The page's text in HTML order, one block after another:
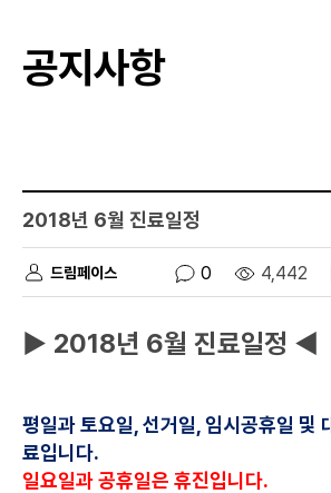
공지사항
2018년 6월 진료일정
드림페이스 0 4,442
▶ 2018년 6월 진료일정 ◀
평일과 토요일, 선거일, 임시공휴일 및
료입니다.
일요일과 공휴일은 휴진입니다.